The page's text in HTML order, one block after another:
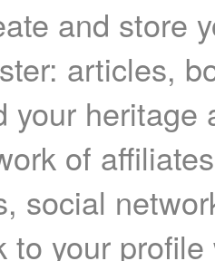
and store
articles,
your heritage
of
social
to your